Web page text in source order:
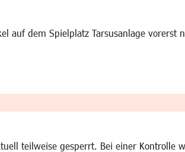
auf dem Spielplatz Tarsusanlage
teilweise gesperrt. Bei einer Kontrolle